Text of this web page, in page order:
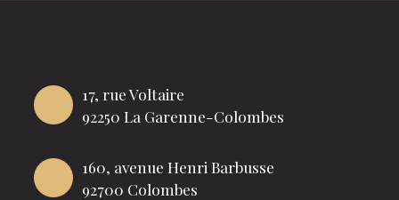
17, rue Voltaire
92250 La Garenne-Colombes
160, avenue Henri Barbusse
92700 Colombes